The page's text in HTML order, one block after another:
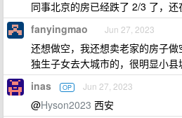
同事北京的房已经跌了 2/3 了，还
fanyingmao Jun 27, 2023
还想做空，我还想卖老家的房子
独生子女去大城市的，很明显小县
inas OP Jun 27, 2023
@Hyson2023 西安